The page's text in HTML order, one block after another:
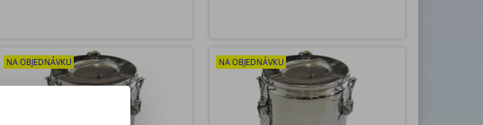
NA OBJEDNÁVKU NA OBJEDNÁVKU